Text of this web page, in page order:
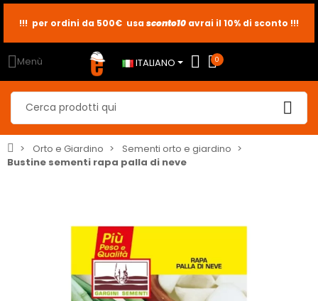
sconto2
sconto5
sconto10
Menù ITALIANO 0
Orto e Giardino
Sementi orto e giardino
Bustine sementi rapa palla di neve